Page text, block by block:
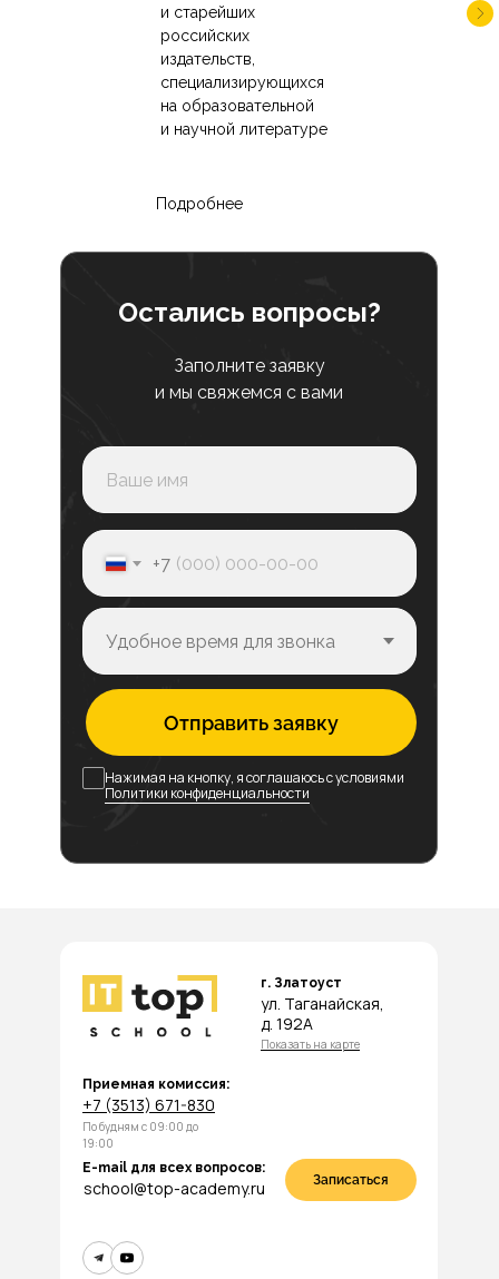
и старейших
российских
издательств,
специализирующихся
на образовательной
и научной литературе
Подробнее
Остались вопросы?
Заполните заявку
и мы свяжемся с вами
+7
Отправить заявку
Нажимая на кнопку, я соглашаюсь с условиями
Политики конфиденциальности
По будням с 09:00 до
19:00
г. Златоуст
Приемная комиссия:
ул. Таганайская,
д. 192А
Показать на карте
school@top-academy.ru
E-mail для всех вопросов:
Записаться
+7 (3513) 671-830